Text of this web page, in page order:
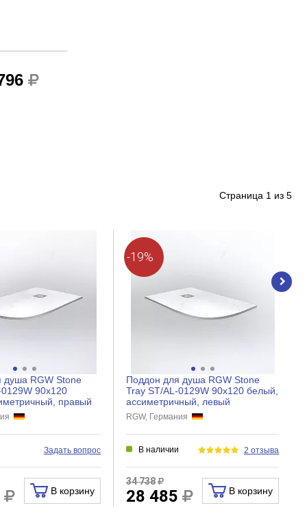
Страница 1 из 5
душа RGW Stone
90x120
правый
Задать вопрос
В корзину
-19%
Поддон для душа RGW Stone
Tray ST/AL-0129W 90x120 белый,
ассиметричный, левый
RGW, Германия
В наличии 2 отзыва
34 738
28 485 В корзину